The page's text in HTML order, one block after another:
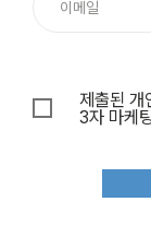
제출된 개
3자 마케